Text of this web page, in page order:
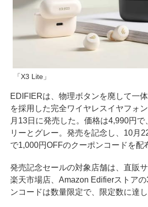
「X3 Lite」
EDIFIERは、物理ボタンを廃して一
を採用した完全ワイヤレスイヤフォ
月13日に発売した。価格は4,990円で
リーとグレー。発売を記念し、10月
で1,000円OFFのクーポンコードを配
発売記念セールの対象店舗は、直販
楽天市場店、Amazon Edifierストア
ンコードは数量限定で、限定数に達